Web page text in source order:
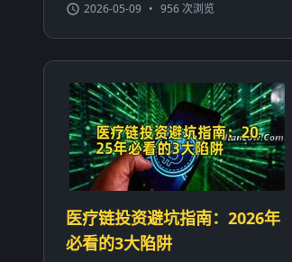
2026-05-09 • 956 次浏览
医疗链投资避坑指南：2026年
必看的3大陷阱